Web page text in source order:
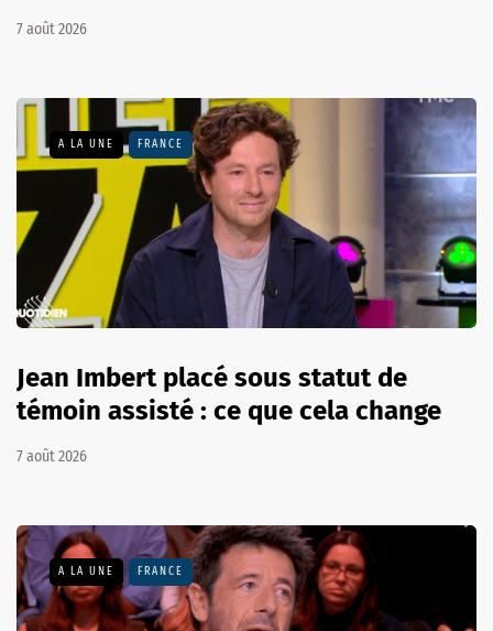
7 août 2026
A LA UNE FRANCE
Jean Imbert placé sous statut de
témoin assisté : ce que cela change
7 août 2026
A LA UNE FRANCE